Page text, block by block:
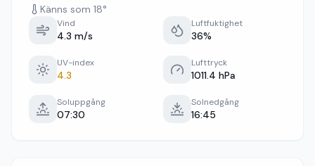
Känns som 18°
Vind
4.3 m/s
Luftfuktighet
36%
UV-index
4.3
Lufttryck
1011.4 hPa
Soluppgång
07:30
Solnedgång
16:45